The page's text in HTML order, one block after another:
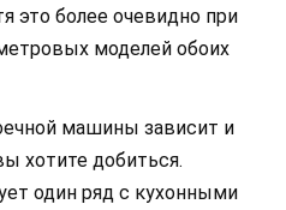
это более очевидно при
моделей обоих
машины зависит и
хотите добиться.
один ряд с кухонными